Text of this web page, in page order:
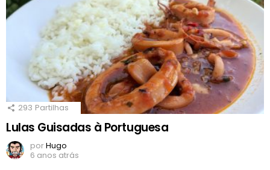
293 Partilhas
Lulas Guisadas à Portuguesa
porHugo
6 anos atrás